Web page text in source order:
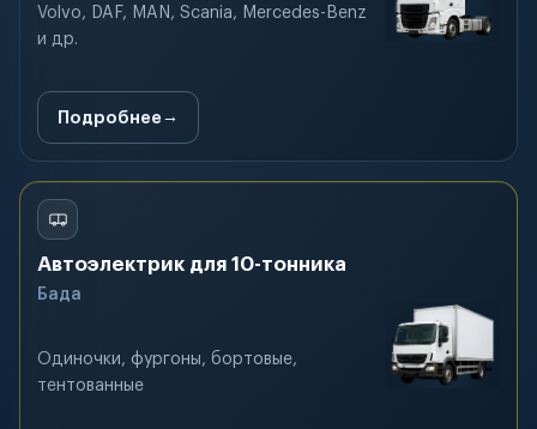
Volvo, DAF, MAN, Scania, Mercedes-Benz
и др.
Подробнее
Автоэлектрик для 10-тонника
Бада
Одиночки, фургоны, бортовые,
тентованные